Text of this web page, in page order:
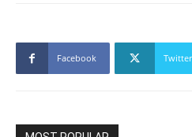
Facebook Twitter